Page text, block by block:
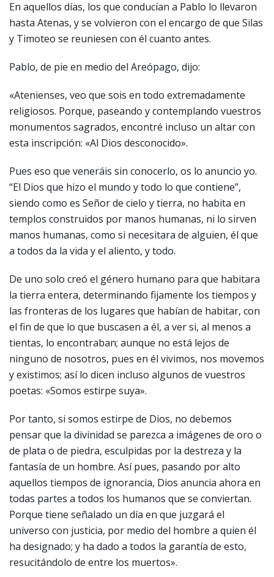
En aquellos días, los que conducían a Pablo lo llevaron
hasta Atenas, y se volvieron con el encargo de que Silas
y Timoteo se reuniesen con él cuanto antes.
Pablo, de pie en medio del Areópago, dijo:
«Atenienses, veo que sois en todo extremadamente
religiosos. Porque, paseando y contemplando vuestros
monumentos sagrados, encontré incluso un altar con
esta inscripción: «Al Dios desconocido».
Pues eso que veneráis sin conocerlo, os lo anuncio yo.
“El Dios que hizo el mundo y todo lo que contiene”,
siendo como es Señor de cielo y tierra, no habita en
templos construidos por manos humanas, ni lo sirven
manos humanas, como si necesitara de alguien, él que
a todos da la vida y el aliento, y todo.
De uno solo creó el género humano para que habitara
la tierra entera, determinando fijamente los tiempos y
las fronteras de los lugares que habían de habitar, con
el fin de que lo que buscasen a él, a ver si, al menos a
tientas, lo encontraban; aunque no está lejos de
ninguno de nosotros, pues en él vivimos, nos movemos
y existimos; así lo dicen incluso algunos de vuestros
poetas: «Somos estirpe suya».
Por tanto, si somos estirpe de Dios, no debemos
pensar que la divinidad se parezca a imágenes de oro o
de plata o de piedra, esculpidas por la destreza y la
fantasía de un hombre. Así pues, pasando por alto
aquellos tiempos de ignorancia, Dios anuncia ahora en
todas partes a todos los humanos que se conviertan.
Porque tiene señalado un día en que juzgará el
universo con justicia, por medio del hombre a quien él
ha designado; y ha dado a todos la garantía de esto,
resucitándolo de entre los muertos».